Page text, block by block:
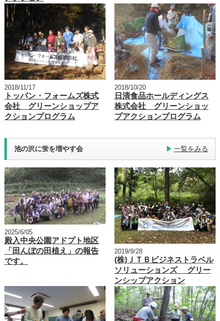
2018/11/17
トッパン・フォームズ株式
会社 グリーンショップア
クションプログラム
2018/10/20
日清食品ホールディングス
株式会社 グリーンショッ
プアクションプログラム
池の沢に蛍を増やす会 一覧をみる
2025/6/05
殿入中央公園アドプト地区
「田んぼの田植え」の報告
です。
2019/9/28
(株)ＪＴＢビジネストラベル
ソリューションズ グリー
ンシップアクション